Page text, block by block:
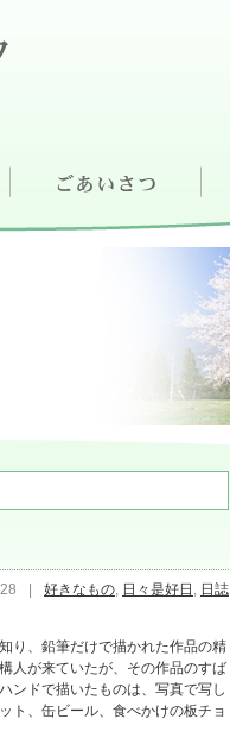
好きなもの, 日々是好日 , 日誌
り、鉛筆だけで描かれた作品の精
人が来ていたが、その作品のすば
ンドで描いたものは、写真で写し
ト、缶ビール、食べかけの板チョ